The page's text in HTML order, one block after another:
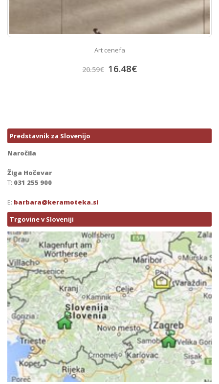
Art cenefa
20.59€ 16.48€
Predstavnik za Slovenijo
Naročila
Žiga Hočevar
T: 031 255 900
E: barbara@keramoteka.si
Trgovine v Sloveniji